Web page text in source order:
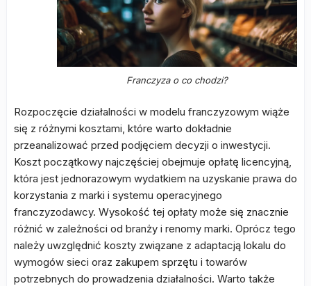
Franczyza o co chodzi?
Rozpoczęcie działalności w modelu franczyzowym wiąże
się z różnymi kosztami, które warto dokładnie
przeanalizować przed podjęciem decyzji o inwestycji.
Koszt początkowy najczęściej obejmuje opłatę licencyjną,
która jest jednorazowym wydatkiem na uzyskanie prawa do
korzystania z marki i systemu operacyjnego
franczyzodawcy. Wysokość tej opłaty może się znacznie
różnić w zależności od branży i renomy marki. Oprócz tego
należy uwzględnić koszty związane z adaptacją lokalu do
wymogów sieci oraz zakupem sprzętu i towarów
potrzebnych do prowadzenia działalności. Warto także